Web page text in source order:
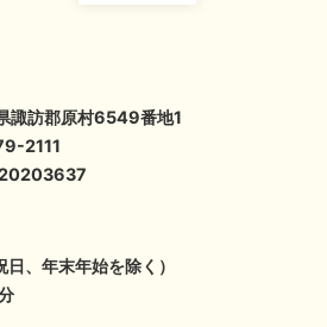
諏訪郡原村6549番地1
2111
、年末年始を除く）